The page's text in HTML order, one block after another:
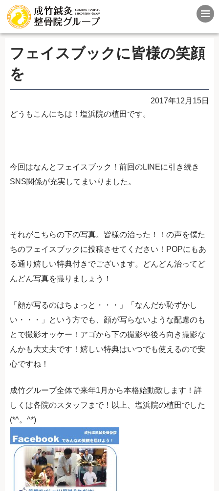
フェイスブックに皆様の笑顔
を
2017年12月15日
どうもこんにちは！塩浜院の植田です。
今回はなんとフェイスブック！前回のLINEに引き続き
SNS関係が充実してまいりました。
それがこちらの下の写真。皆様の治った！！の声を僕た
ちのフェイスブックに投稿させてください！POPにもあ
る通り嬉しい特典付きでございます。どんどん治ってど
んどん写真を撮りましょう！
「顔が写るのはちょっと・・・」「なんだか恥ずかし
い・・・」という方でも、顔が写らないような配慮のも
とで撮影オッケー！アゴから下の撮影や後ろ向き撮影な
んかも大丈夫です！嬉しい特典はいつでも使えるので安
心ですね！
成竹グループ全体で来年1月から本格始動致します！詳
しくは各院のスタッフまで！以上、塩浜院の植田でした
(*^。^*)